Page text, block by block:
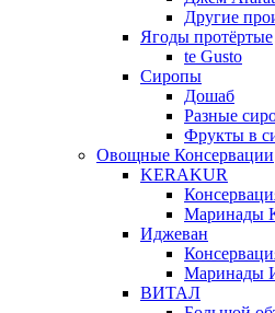
Другие
Ягоды протёртые
te Gusto
Сиропы
Дошаб
Разные
Фрукты в
Овощные Консервации
KERAKUR
Маринады
Иджеван
Маринады
ВИТАЛ